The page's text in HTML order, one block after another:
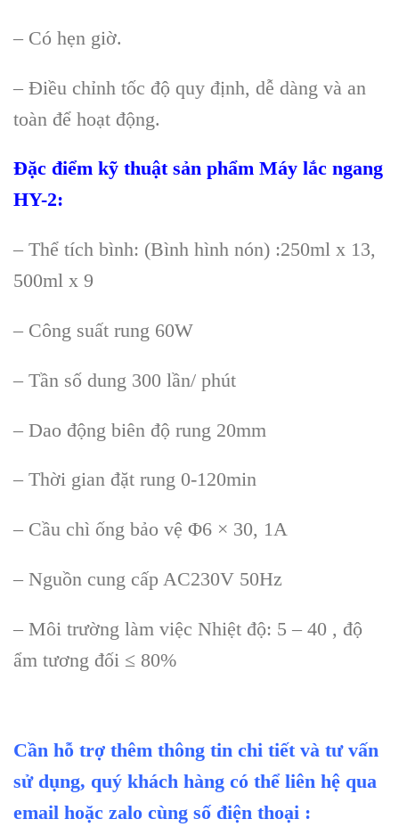
– Có hẹn giờ.
– Điều chỉnh tốc độ quy định, dễ dàng và an
toàn để hoạt động.
Đặc điểm kỹ thuật sản phẩm Máy lắc ngang
HY-2:
– Thể tích bình: (Bình hình nón) :250ml x 13,
500ml x 9
– Công suất rung 60W
– Tần số dung 300 lần/ phút
– Dao động biên độ rung 20mm
– Thời gian đặt rung 0-120min
– Cầu chì ống bảo vệ Φ6 × 30, 1A
– Nguồn cung cấp AC230V 50Hz
– Môi trường làm việc Nhiệt độ: 5 – 40 , độ
ẩm tương đối ≤ 80%
Cần hỗ trợ thêm thông tin chi tiết và tư vấn
sử dụng, quý khách hàng có thể liên hệ qua
email hoặc zalo cùng số điện thoại :